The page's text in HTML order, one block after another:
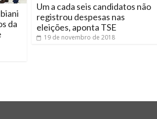
da
Um a cada seis candidatos não
registrou despesas nas
eleições, aponta TSE
19 de novembro de 2018